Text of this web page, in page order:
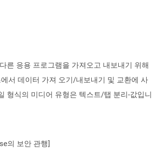
른 응용 프로그램을 가져오고 내보내기 위해
서 데이터 가져 오기/내보내기 및 교환에 사
형식의 미디어 유형은 텍스트/탭 분리-값입니
의 보안 관행]